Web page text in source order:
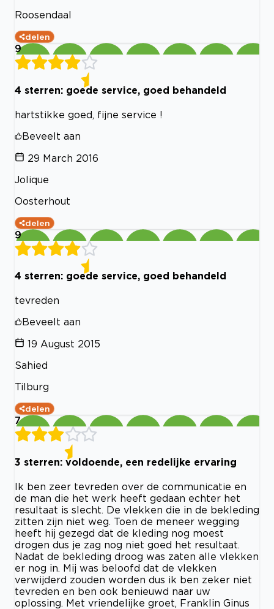
Roosendaal
delen
9
4 sterren: goede service, goed behandeld
hartstikke goed, fijne service !
Beveelt aan
29 March 2016
Jolique
Oosterhout
delen
9
4 sterren: goede service, goed behandeld
tevreden
Beveelt aan
19 August 2015
Sahied
Tilburg
delen
7
3 sterren: voldoende, een redelijke ervaring
Ik ben zeer tevreden over de communicatie en
de man die het werk heeft gedaan echter het
resultaat is slecht. De vlekken die in de bekleding
zitten zijn niet weg. Toen de meneer wegging
heeft hij gezegd dat de kleding nog moest
drogen dus je zag nog niet goed het resultaat.
Nadat de bekleding droog was zaten alle vlekken
er nog in. Mij was beloofd dat de vlekken
verwijderd zouden worden dus ik ben zeker niet
tevreden en ben ook benieuwd naar uw
oplossing. Met vriendelijke groet, Franklin Ginus